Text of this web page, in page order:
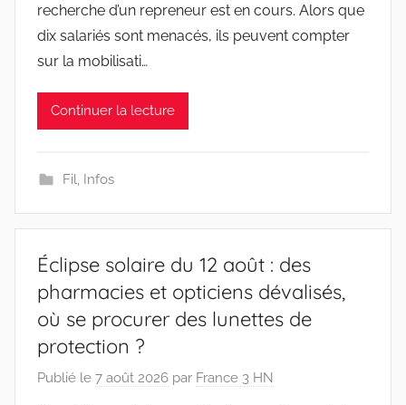
recherche d’un repreneur est en cours. Alors que
dix salariés sont menacés, ils peuvent compter
sur la mobilisati…
Continuer la lecture
Fil Infos
Éclipse solaire du 12 août : des
pharmacies et opticiens dévalisés,
où se procurer des lunettes de
protection ?
Publié le 7 août 2026 par France 3 HN